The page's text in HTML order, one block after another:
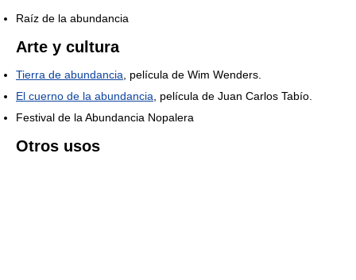
Raíz de la abundancia
Arte y cultura
Tierra de abundancia , película de Wim Wenders.
El cuerno de la abundancia , película de Juan Carlos Tabío.
Festival de la Abundancia Nopalera
Otros usos